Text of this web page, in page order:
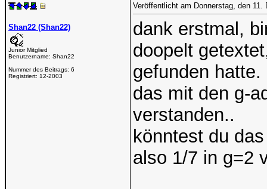
Shan22 (Shan22)
Junior Mitglied
Benutzername: Shan22
Nummer des Beitrags: 6
Registriert: 12-2003
Veröffentlicht am Donnerstag, den
dank erstmal,
doopelt
gefunden hatte.
das mit den g-
verstanden..
könntest du
also 1/7 in g=2